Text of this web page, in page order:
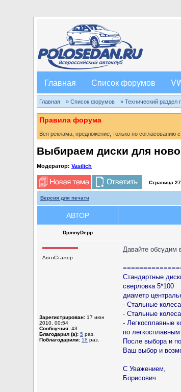
Главная Список форумов
Главная » Список форумов » Технический раздел
Правила форума
Вся реклама, предложение, только по согласованию
Выбираем диски для
Модератор: Vasilich
Страница 27
Версия для печати
АВТОР
DjonnyDepp
АвтоСтажер
Зарегистрирован: 17 июн
2010, 00:54
Сообщения: 43
Благодарил (а): 5 раз.
Поблагодарили: 18 раз.
Давайте обсудим
Стандартные
сверловка 5*100
диаметр
- Стальные
- Стальные
- Легкосплавные
по
После выбора и
Ваш выбор и
С Уважением,
Борисович